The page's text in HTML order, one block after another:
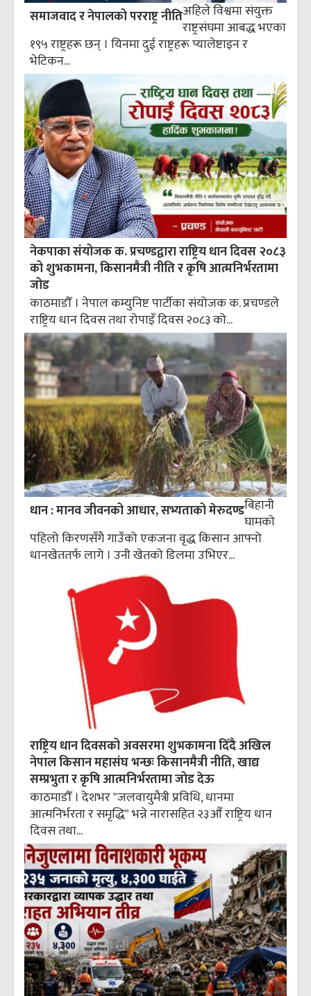
समाजवाद र नेपालको परराष्ट्र नीतिअहिले विश्वमा संयुक्त
राष्ट्रसंघमा आबद्ध भएका
१९५ राष्ट्रहरू छन् । यिनमा दुई राष्ट्रहरू प्यालेष्टाइन र
भेटिकन...
नेकपाका संयोजक क. प्रचण्डद्वारा राष्ट्रिय धान दिवस २०८३
को शुभकामना, किसानमैत्री नीति र कृषि आत्मनिर्भरतामा
जोड
काठमाडौँ । नेपाल कम्युनिष्ट पार्टीका संयोजक क. प्रचण्डले
राष्ट्रिय धान दिवस तथा रोपाइँ दिवस २०८३ को...
धान : मानव जीवनको आधार, सभ्यताको मेरुदण्डबिहानी
घामको
पहिलो किरणसँगै गाउँको एकजना वृद्ध किसान आफ्नो
धानखेततर्फ लागे । उनी खेतको डिलमा उभिएर...
राष्ट्रिय धान दिवसको अवसरमा शुभकामना दिँदै अखिल
नेपाल किसान महासंघ भन्छः किसानमैत्री नीति, खाद्य
सम्प्रभुता र कृषि आत्मनिर्भरतामा जोड देऊ
काठमाडौँ । देशभर "जलवायुमैत्री प्रविधि, धानमा
आत्मनिर्भरता र समृद्धि" भन्ने नारासहित २३औँ राष्ट्रिय धान
दिवस तथा...